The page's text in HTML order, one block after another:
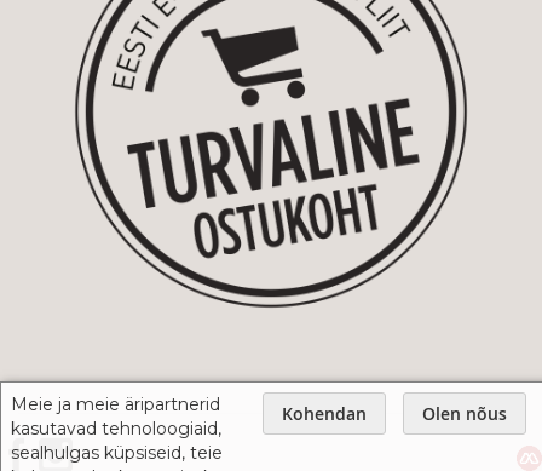
Meie ja meie äripartnerid
kasutavad tehnoloogiaid,
sealhulgas küpsiseid, teie
Kohendan Olen nõus